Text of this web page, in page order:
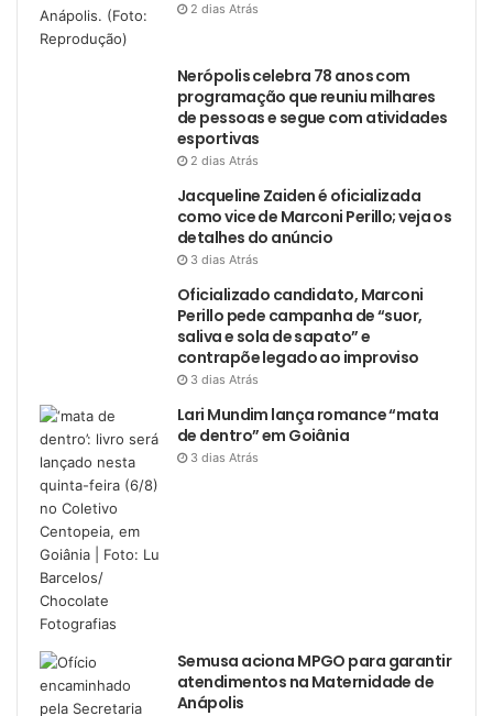
2 dias Atrás
Nerópolis celebra 78 anos com
programação que reuniu milhares
de pessoas e segue com atividades
esportivas
2 dias Atrás
Jacqueline Zaiden é oficializada
como vice de Marconi Perillo; veja os
detalhes do anúncio
3 dias Atrás
Oficializado candidato, Marconi
Perillo pede campanha de “suor,
saliva e sola de sapato” e
contrapõe legado ao improviso
3 dias Atrás
Lari Mundim lança romance “mata
de dentro” em Goiânia
3 dias Atrás
Semusa aciona MPGO para garantir
atendimentos na Maternidade de
Anápolis